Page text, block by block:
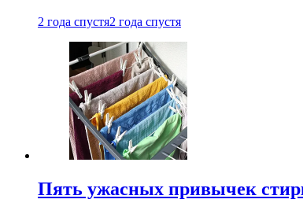
2 года спустя2 года спустя
Пять ужасных привычек